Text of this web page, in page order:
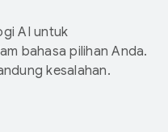
AI untuk
bahasa pilihan Anda.
kesalahan.